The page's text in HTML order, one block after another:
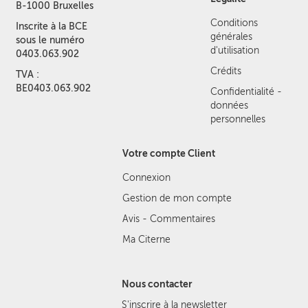
B-1000 Bruxelles
Inscrite à la BCE
sous le numéro
0403.063.902
TVA :
BE0403.063.902
Conditions
générales
d'utilisation
Crédits
Confidentialité -
données
personnelles
Votre compte Client
Connexion
Gestion de mon compte
Avis - Commentaires
Ma Citerne
Nous contacter
S'inscrire à la newsletter